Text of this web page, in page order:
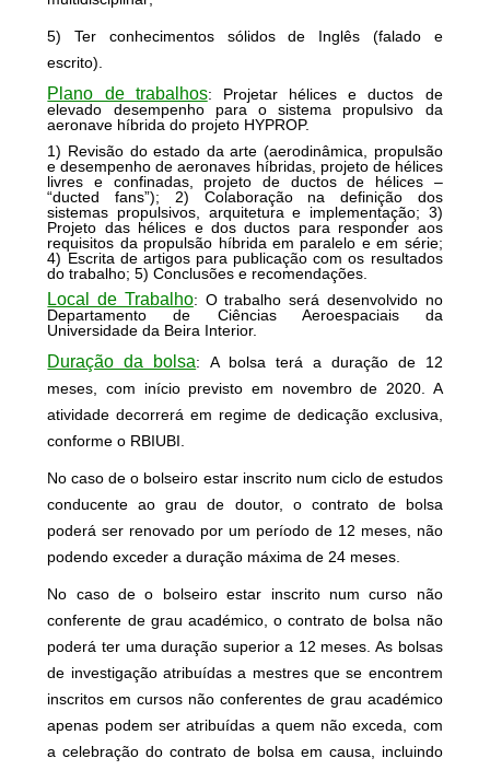
5) Ter conhecimentos sólidos de Inglês (falado e
escrito).
Plano de trabalhos: Projetar hélices e ductos de
elevado desempenho para o sistema propulsivo da
aeronave híbrida do projeto HYPROP.
1) Revisão do estado da arte (aerodinâmica, propulsão
e desempenho de aeronaves híbridas, projeto de hélices
livres e confinadas, projeto de ductos de hélices –
“ducted fans”); 2) Colaboração na definição dos
sistemas propulsivos, arquitetura e implementação; 3)
Projeto das hélices e dos ductos para responder aos
requisitos da propulsão híbrida em paralelo e em série;
4) Escrita de artigos para publicação com os resultados
do trabalho; 5) Conclusões e recomendações.
Local de Trabalho: O trabalho será desenvolvido no
Departamento de Ciências Aeroespaciais da
Universidade da Beira Interior.
Duração da bolsa:A bolsa terá a duração de 12
meses, com início previsto em novembro de 2020. A
atividade decorrerá em regime de dedicação exclusiva,
conforme o RBIUBI.
No caso de o bolseiro estar inscrito num ciclo de estudos
conducente ao grau de doutor, o contrato de bolsa
poderá ser renovado por um período de 12 meses, não
podendo exceder a duração máxima de 24 meses.
No caso de o bolseiro estar inscrito num curso não
conferente de grau académico, o contrato de bolsa não
poderá ter uma duração superior a 12 meses. As bolsas
de investigação atribuídas a mestres que se encontrem
inscritos em cursos não conferentes de grau académico
apenas podem ser atribuídas a quem não exceda, com
a celebração do contrato de bolsa em causa, incluindo